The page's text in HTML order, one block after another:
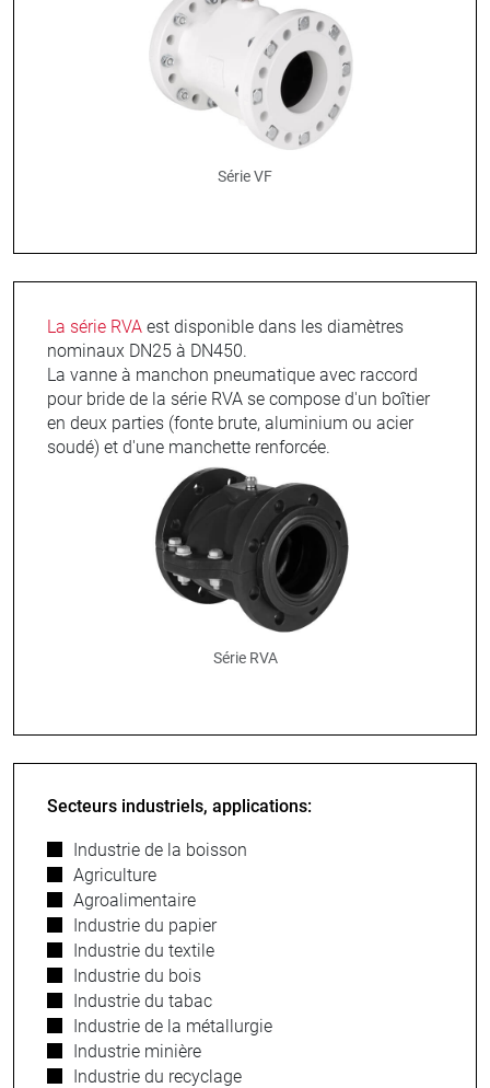
Série VF
La série RVA est disponible dans les diamètres
nominaux DN25 à DN450.
La vanne à manchon pneumatique avec raccord
pour bride de la série RVA se compose d'un boîtier
en deux parties (fonte brute, aluminium ou acier
soudé) et d'une manchette renforcée.
Série RVA
Secteurs industriels, applications:
Industrie de la boisson
Agriculture
Agroalimentaire
Industrie du papier
Industrie du textile
Industrie du bois
Industrie du tabac
Industrie de la métallurgie
Industrie minière
Industrie du recyclage